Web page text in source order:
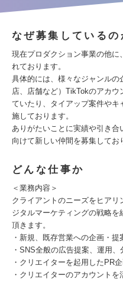
なぜ募集しているの
現在プロダクション事業の他
れております。
具体的には、様々なジャンル
店、店舗など）TikTokのアカ
ていたり、タイアップ案件や
施しております。
ありがたいことに実績や引き
向けて新しい仲間を募集してお
どんな仕事か
＜業務内容＞
クライアントのニーズをヒア
ジタルマーケティングの戦略
頂きます。
・新規、既存営業への企画・提
・SNS全般の広告提案、運用、
・クリエイターを起用したPR
・クリエイターのアカウントを